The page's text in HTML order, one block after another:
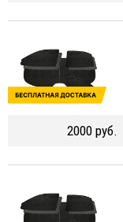
2000 руб.